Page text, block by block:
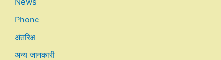
Phone
अंतरिक्ष
अन्य जानकारी